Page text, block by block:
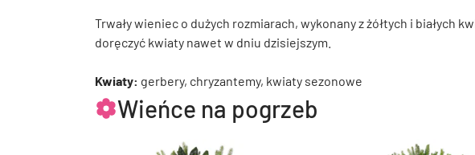
Trwały wieniec o dużych rozmiarach, wykonany z żółtych i
doręczyć kwiaty nawet w dniu dzisiejszym.
Kwiaty: gerbery, chryzantemy, kwiaty sezonowe
Wieńce na pogrzeb